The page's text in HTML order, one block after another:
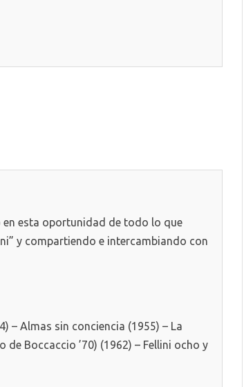
en esta oportunidad de todo lo que
y compartiendo e intercambiando con
– Almas sin conciencia (1955) – La
Boccaccio ’70) (1962) – Fellini ocho y